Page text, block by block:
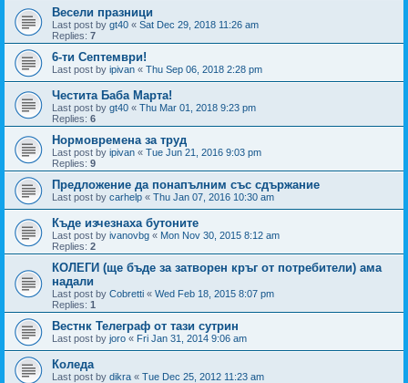
Весели празници
Last post by gt40 « Sat Dec 29, 2018 11:26 am
Replies: 7
6-ти Септември!
Last post by ipivan « Thu Sep 06, 2018 2:28 pm
Честита Баба Марта!
Last post by gt40 « Thu Mar 01, 2018 9:23 pm
Replies: 6
Нормовремена за труд
Last post by ipivan « Tue Jun 21, 2016 9:03 pm
Replies: 9
Предложение да понапълним със сдържание
Last post by carhelp « Thu Jan 07, 2016 10:30 am
Къде изчезнаха бутоните
Last post by ivanovbg « Mon Nov 30, 2015 8:12 am
Replies: 2
КОЛЕГИ (ще бъде за затворен кръг от потребители) ама
надали
Last post by Cobretti « Wed Feb 18, 2015 8:07 pm
Replies: 1
Вестнк Телеграф от тази сутрин
Last post by joro « Fri Jan 31, 2014 9:06 am
Коледа
Last post by dikra « Tue Dec 25, 2012 11:23 am